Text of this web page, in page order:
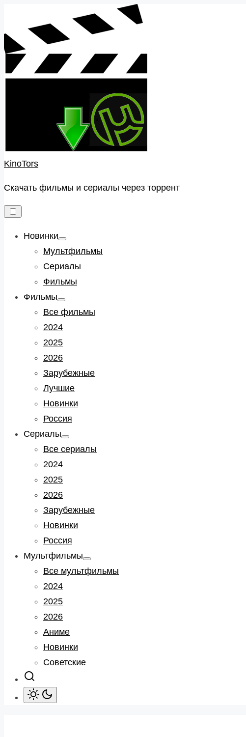
content
KinoTors
Скачать фильмы и сериалы через торрент
Новинки
Show
sub
menu
Мультфильмы
Сериалы
Фильмы
Фильмы
Show
sub
menu
Все фильмы
2024
2025
2026
Зарубежные
Лучшие
Новинки
Россия
Сериалы
Show
sub
menu
Все сериалы
2024
2025
2026
Зарубежные
Новинки
Россия
Мультфильмы
Show
sub
menu
Все мультфильмы
2024
2025
2026
Аниме
Новинки
Советские